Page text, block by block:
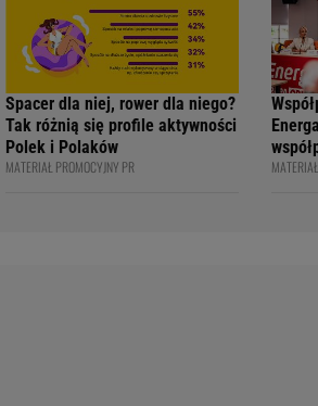
Spacer dla niej, rower dla niego?
Tak różnią się profile aktywności
Polek i Polaków
MATERIAŁ PROMOCYJNY PR